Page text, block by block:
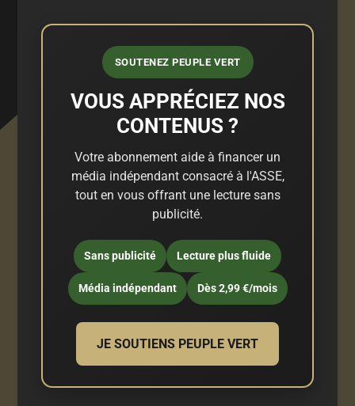
SOUTENEZ PEUPLE VERT
VOUS APPRÉCIEZ NOS
CONTENUS ?
Votre abonnement aide à financer un
média indépendant consacré à l'ASSE,
tout en vous offrant une lecture sans
publicité.
Sans publicité Lecture plus fluide
Média indépendant Dès 2,99 €/mois
JE SOUTIENS PEUPLE VERT